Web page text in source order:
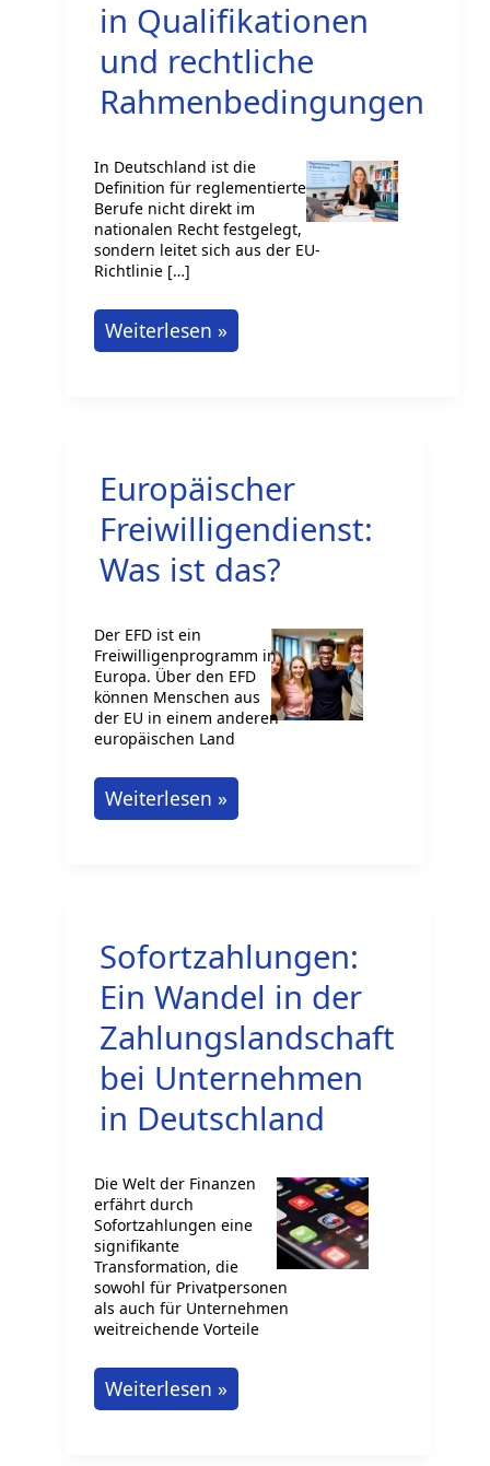
in Qualifikationen
und rechtliche
Rahmenbedingungen
In Deutschland ist die
Definition für reglementierte
Berufe nicht direkt im
nationalen Recht festgelegt,
sondern leitet sich aus der EU-
Richtlinie […]
Reglementierte
Berufe
in
Qualifikationen
rechtliche
Weiterlesen »
Europäischer
Freiwilligendienst:
Was ist das?
Der EFD ist ein
Freiwilligenprogramm in
Europa. Über den EFD
können Menschen aus
der EU in einem anderen
europäischen Land
Europäischer
Freiwilligendienst:
Weiterlesen »
Sofortzahlungen:
Ein Wandel in der
Zahlungslandschaft
bei Unternehmen
in Deutschland
Die Welt der Finanzen
erfährt durch
Sofortzahlungen eine
signifikante
Transformation, die
sowohl für Privatpersonen
als auch für Unternehmen
weitreichende Vorteile
Sofortzahlungen:
Ein
Weiterlesen »